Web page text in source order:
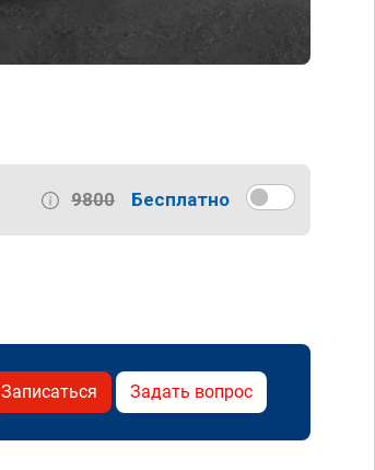
9800 Бесплатно
Записаться Задать вопрос